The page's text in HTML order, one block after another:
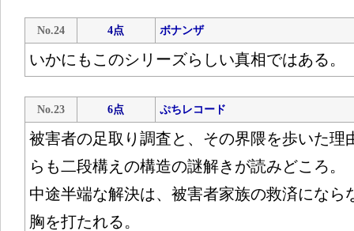
No.24 4点 ボナンザ
いかにもこのシリーズらしい真相ではある。
No.23 6点 ぷちレコード
被害者の足取り調査と、その界隈を歩いた理
らも二段構えの構造の謎解きが読みどころ。
中途半端な解決は、被害者家族の救済になら
胸を打たれる。